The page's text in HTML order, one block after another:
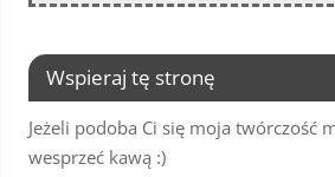
Wspieraj tę stronę
Jeżeli podoba Ci się moja twórczość
wesprzeć kawą :)